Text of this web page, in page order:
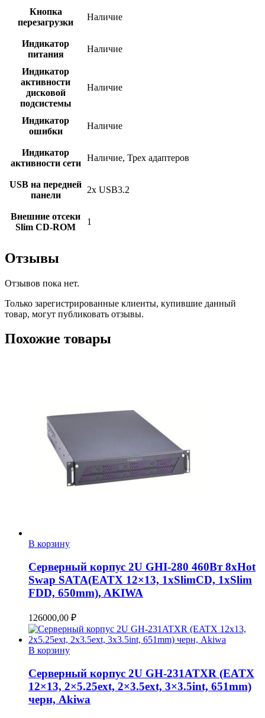
Кнопка
перезагрузки
Наличие
Индикатор
питания
Наличие
Индикатор
активности
дисковой
подсистемы
Наличие
Индикатор
ошибки
Наличие
Индикатор
активности сети
Наличие, Трех адаптеров
USB на передней
панели
2x USB3.2
Внешние отсеки
Slim CD-ROM
1
Отзывы
Отзывов пока нет.
Только зарегистрированные клиенты, купившие данный
товар, могут публиковать отзывы.
Похожие товары
В корзину
Серверный корпус 2U GHI-280 460Вт 8xHot
Swap SATA(EATX 12×13, 1xSlimCD, 1xSlim
FDD, 650mm), AKIWA
126000,00 ₽
В корзину
Серверный корпус 2U GH-231ATXR (EATX
12×13, 2×5.25ext, 2×3.5ext, 3×3.5int, 651mm)
черн, Akiwa